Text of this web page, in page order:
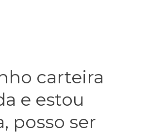
carteira
e estou
posso ser